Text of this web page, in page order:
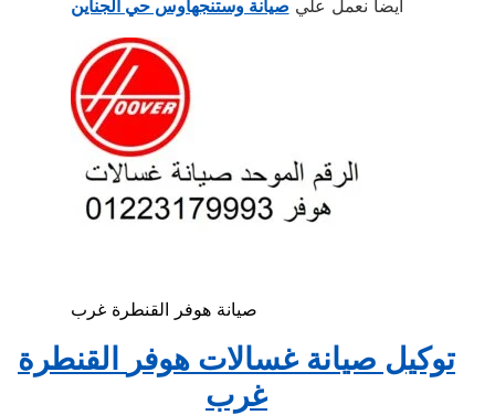
ايضا نعمل علي صيانة وستنجهاوس حي الجناين
صيانة هوفر القنطرة غرب
توكيل صيانة غسالات هوفر
القنطرة
غرب